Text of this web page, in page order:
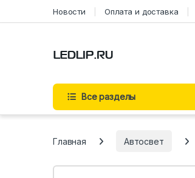
Перейти к содержимому
Новости Оплата и доставка
Все разделы
Главная Автосвет